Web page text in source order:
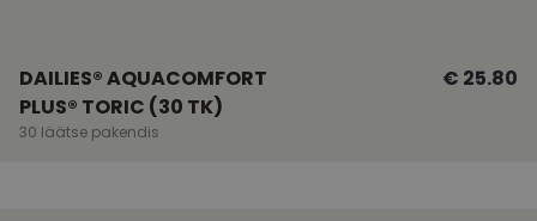
DAILIES® AQUACOMFORT
PLUS® TORIC (30 TK)
30 läätse pakendis
€ 25.80